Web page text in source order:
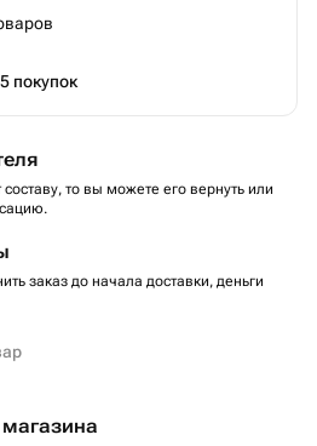
покупок
составу, то вы можете его вернуть или
заказ до начала доставки, деньги